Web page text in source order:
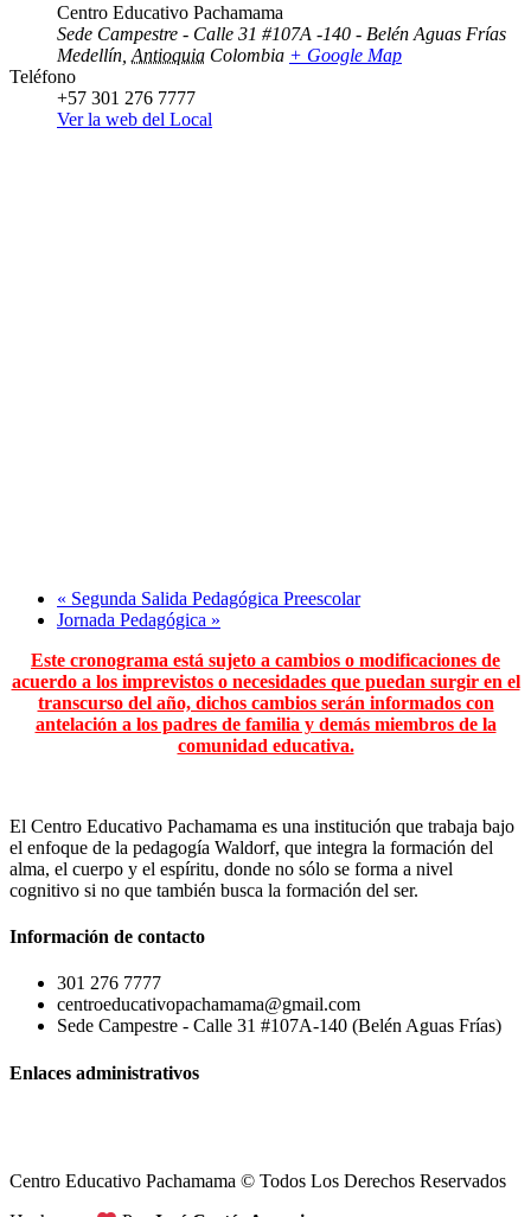
Centro Educativo Pachamama
Sede Campestre - Calle 31 #107A -140 - Belén Aguas Frías
Medellín Antioquia Colombia + Google Map
Teléfono
+57 301 276 7777
Ver la web del Local
« Segunda Salida Pedagógica Preescolar
Jornada Pedagógica »
Este cronograma está sujeto a cambios o modificaciones de
acuerdo a los imprevistos o necesidades que puedan surgir en el
transcurso del año, dichos cambios serán informados con
antelación a los padres de familia y demás miembros de la
comunidad educativa.
El Centro Educativo Pachamama es una institución que trabaja bajo
el enfoque de la pedagogía Waldorf, que integra la formación del
alma, el cuerpo y el espíritu, donde no sólo se forma a nivel
cognitivo si no que también busca la formación del ser.
Información de contacto
301 276 7777
centroeducativopachamama@gmail.com
Sede Campestre - Calle 31 #107A-140 (Belén Aguas Frías)
Enlaces administrativos
Centro Educativo Pachamama © Todos Los Derechos Reservados